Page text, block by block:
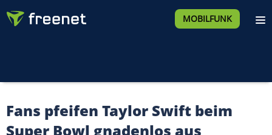
MOBILFUNK
Fans pfeifen Taylor Swift beim
Super Bowl gnadenlos aus